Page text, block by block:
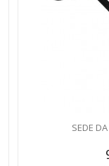
SEDE